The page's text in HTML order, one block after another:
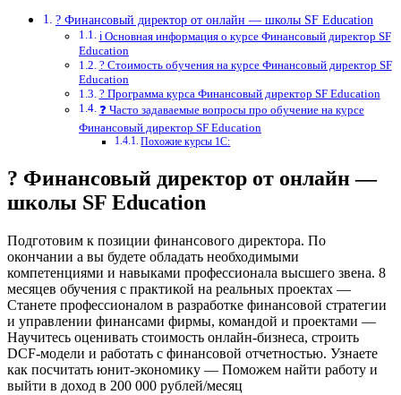
? Финансовый директор от онлайн — школы SF Education
ℹ️ Основная информация о курсе Финансовый директор SF
Education
? Стоимость обучения на курсе Финансовый директор SF
Education
? Программа курса Финансовый директор SF Education
❓ Часто задаваемые вопросы про обучение на курсе
Финансовый директор SF Education
Похожие курсы 1С:
? Финансовый директор от онлайн —
школы SF Education
Подготовим к позиции финансового директора. По
окончании а вы будете обладать необходимыми
компетенциями и навыками профессионала высшего звена. 8
месяцев обучения с практикой на реальных проектах —
Станете профессионалом в разработке финансовой стратегии
и управлении финансами фирмы, командой и проектами —
Научитесь оценивать стоимость онлайн-бизнеса, строить
DCF-модели и работать с финансовой отчетностью. Узнаете
как посчитать юнит-экономику — Поможем найти работу и
выйти в доход в 200 000 рублей/месяц